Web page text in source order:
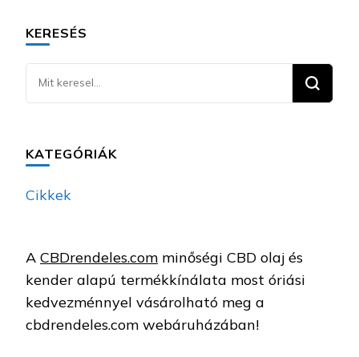
KERESÉS
Keresel
valamit?
KATEGÓRIÁK
Cikkek
A CBDrendeles.com minőségi CBD olaj és
kender alapú termékkínálata most óriási
kedvezménnyel vásárolható meg a
cbdrendeles.com webáruházában!